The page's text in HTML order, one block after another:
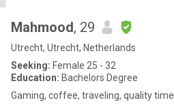
Mahmood, 29
Utrecht, Utrecht, Netherlands
Seeking: Female 25 - 32
Education: Bachelors Degree
Gaming, coffee, traveling, quality time